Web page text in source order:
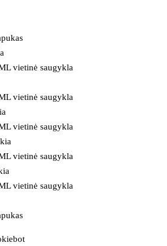
vietinė saugykla
vietinė saugykla
vietinė saugykla
vietinė saugykla
vietinė saugykla